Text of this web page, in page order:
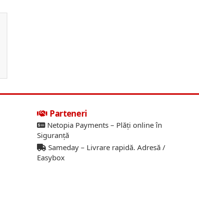
Parteneri
Netopia Payments – Plăți online în
Siguranță
Sameday – Livrare rapidă. Adresă /
Easybox